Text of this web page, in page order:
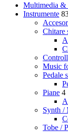
Multimedia &
Instrumente
Chitare
Music
Pedale
Piane 4
Synth /
Tobe /